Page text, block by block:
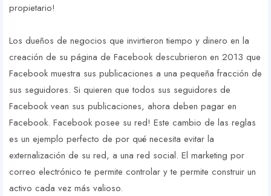
propietario!
Los dueños de negocios que invirtieron tiempo y dinero en la
creación de su página de Facebook descubrieron en 2013 que
Facebook muestra sus publicaciones a una pequeña fracción de
sus seguidores. Si quieren que todos sus seguidores de
Facebook vean sus publicaciones, ahora deben pagar en
Facebook. Facebook posee su red! Este cambio de las reglas
es un ejemplo perfecto de por qué necesita evitar la
externalización de su red, a una red social. El marketing por
correo electrónico te permite controlar y te permite construir un
activo cada vez más valioso.